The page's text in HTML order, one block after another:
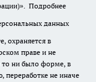
Подробнее
данных
охраняется в
праве и не
то ни было форме, в
переработке не иначе